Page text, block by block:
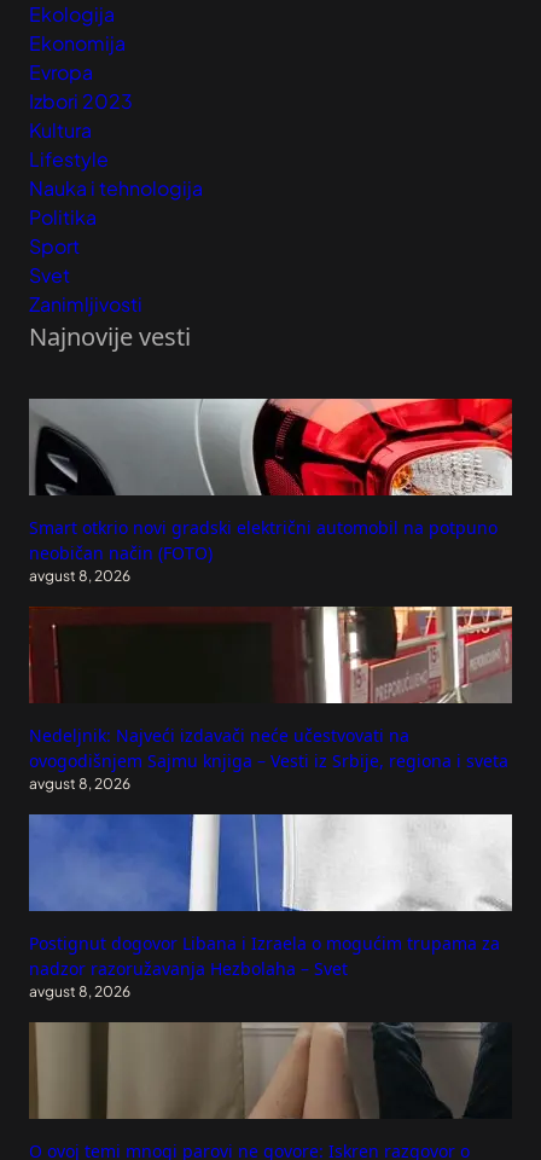
Ekologija
Ekonomija
Evropa
Izbori 2023
Kultura
Lifestyle
Nauka i tehnologija
Politika
Sport
Svet
Zanimljivosti
Najnovije vesti
Smart otkrio novi gradski električni automobil na potpuno
neobičan način (FOTO)
avgust 8, 2026
Nedeljnik: Najveći izdavači neće učestvovati na
ovogodišnjem Sajmu knjiga – Vesti iz Srbije, regiona i sveta
avgust 8, 2026
Postignut dogovor Libana i Izraela o mogućim trupama za
nadzor razoružavanja Hezbolaha – Svet
avgust 8, 2026
O ovoj temi mnogi parovi ne govore: Iskren razgovor o